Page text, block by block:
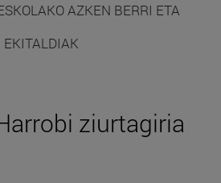
AZKEN BERRI ETA
EKITALDIAK
ziurtagiria